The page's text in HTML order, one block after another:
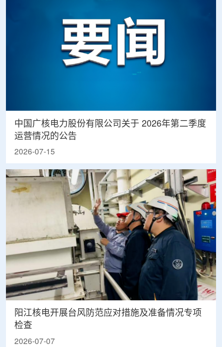
中国广核电力股份有限公司关于 2026年第二季度
运营情况的公告
2026-07-15
阳江核电开展台风防范应对措施及准备情况专项
检查
2026-07-07